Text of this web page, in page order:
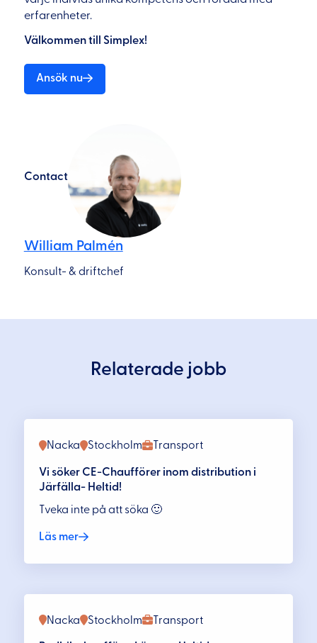
erfarenheter.
Välkommen till Simplex!
Ansök nu
Contact
William Palmén
Konsult- & driftchef
Relaterade jobb
Transport
Nacka Stockholm
Vi söker CE-Chaufförer inom distribution i
Järfälla- Heltid!
Tveka inte på att söka 🙂
Läs mer
Transport
Nacka Stockholm